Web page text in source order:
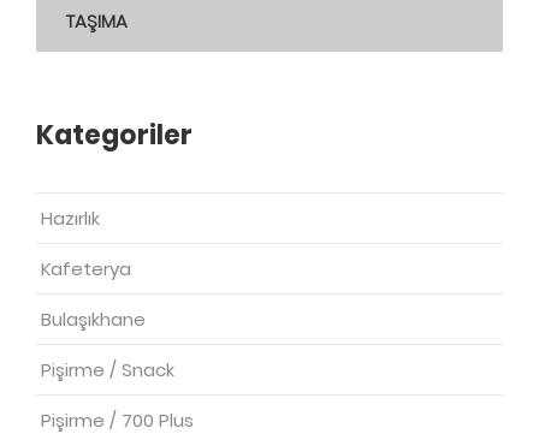
TAŞIMA
Kategoriler
Hazırlık
Kafeterya
Bulaşıkhane
Pişirme / Snack
Pişirme / 700 Plus